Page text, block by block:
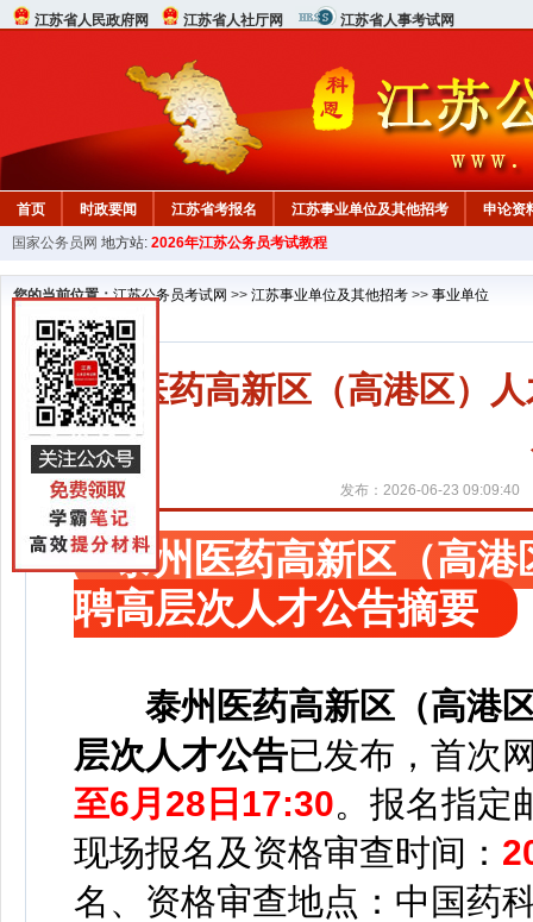
江苏省人民政府网 江苏省人社厅网 江苏省人事考试网
首页 时政要闻 江苏省考报名 江苏事业单位及其他招考
申论资
国家公务员网 地方站: 2026年江苏公务员考试教程
您的当前位置：江苏公务员考试网 >> 江苏事业单位及其他招考 >> 事业单位
泰州医药高新区（高港区）
发布：2026-06-23 09:09:40
泰州医药高新区（高港
聘高层次人才公告摘要
泰州医药高新区（高港
层次人才公告已发布， 首次
至6月28日17:30。 报名指定
现场报名及资格审查时间：
名、资格审查地点：中国药